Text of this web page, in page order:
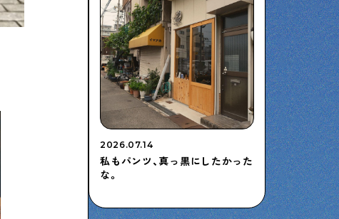
2026.07.14
私もパンツ、真っ黒にしたかった
な。